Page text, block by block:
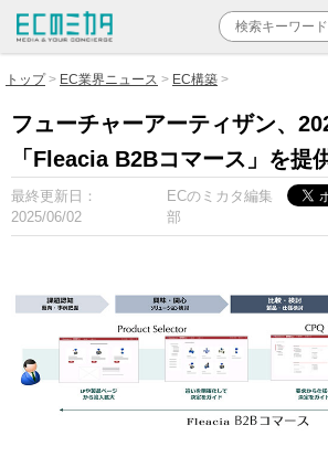
トップ EC業界ニュース EC構築
フューチャーアーティザン、
「Fleacia B2Bコマース」を提
最終更新日：
2025/06/02
ECのミカタ編集
部